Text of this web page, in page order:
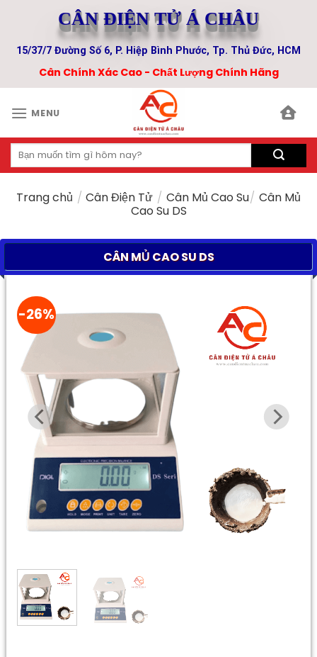
content
CÂN ĐIỆN TỬ Á CHÂU
15/37/7 Đường Số 6, P. Hiệp Bình Phước, Tp. Thủ Đức, HCM
Cân Chính Xác Cao - Chất Lượng Chính Hãng
MENU
Tìm
kiếm:
Trang chủ / Cân Điện Tử / Cân Mủ Cao Su/ Cân Mủ
Cao Su DS
CÂN MỦ CAO SU DS
-26%